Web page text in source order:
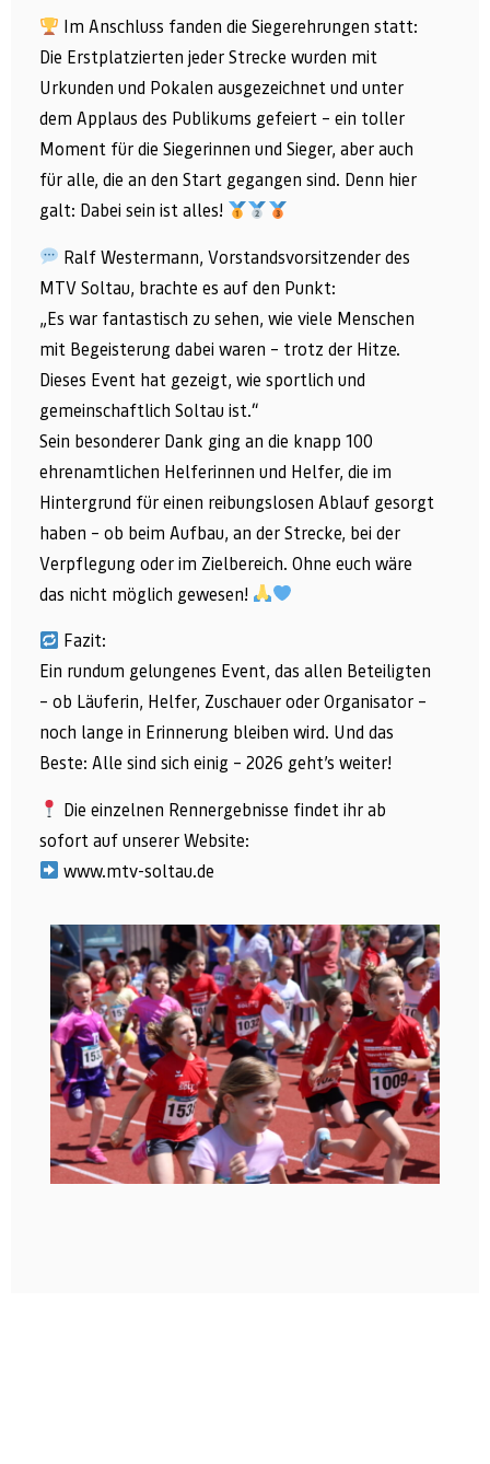
Im Anschluss fanden die Siegerehrungen statt:
Die Erstplatzierten jeder Strecke wurden mit
Urkunden und Pokalen ausgezeichnet und unter
dem Applaus des Publikums gefeiert – ein toller
Moment für die Siegerinnen und Sieger, aber auch
für alle, die an den Start gegangen sind. Denn hier
galt: Dabei sein ist alles!
Ralf Westermann, Vorstandsvorsitzender des
MTV Soltau, brachte es auf den Punkt:
„Es war fantastisch zu sehen, wie viele Menschen
mit Begeisterung dabei waren – trotz der Hitze.
Dieses Event hat gezeigt, wie sportlich und
gemeinschaftlich Soltau ist.“
Sein besonderer Dank ging an die knapp 100
ehrenamtlichen Helferinnen und Helfer, die im
Hintergrund für einen reibungslosen Ablauf gesorgt
haben – ob beim Aufbau, an der Strecke, bei der
Verpflegung oder im Zielbereich. Ohne euch wäre
das nicht möglich gewesen!
Fazit:
Ein rundum gelungenes Event, das allen Beteiligten
– ob Läuferin, Helfer, Zuschauer oder Organisator –
noch lange in Erinnerung bleiben wird. Und das
Beste: Alle sind sich einig – 2026 geht’s weiter!
Die einzelnen Rennergebnisse findet ihr ab
sofort auf unserer Website:
www.mtv-soltau.de